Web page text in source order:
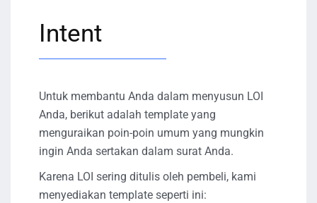
Intent
Untuk membantu Anda dalam menyusun LOI
Anda, berikut adalah template yang
menguraikan poin-poin umum yang mungkin
ingin Anda sertakan dalam surat Anda.
Karena LOI sering ditulis oleh pembeli, kami
menyediakan template seperti ini: